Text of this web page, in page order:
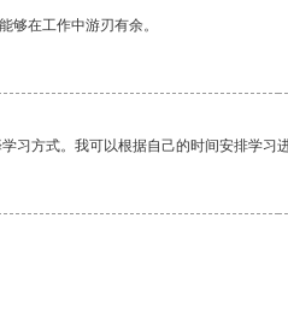
够在工作中游刃有余。
习方式。我可以根据自己的时间安排学习进